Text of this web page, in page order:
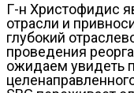
Г-н Христофидис
отрасли и
глубокий
проведения
ожидаем увидеть